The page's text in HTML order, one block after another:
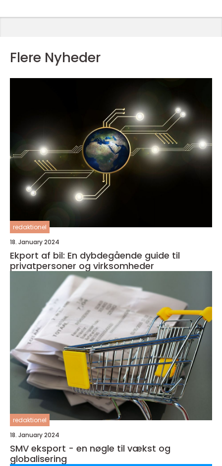
Flere Nyheder
redaktionel
18. January 2024
Ekport af bil: En dybdegående guide til
privatpersoner og virksomheder
redaktionel
18. January 2024
SMV eksport - en nøgle til vækst og
globalisering